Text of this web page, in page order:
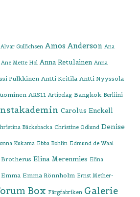
Alvar Gullichsen Amos Anderson Ana
Ane Mette Hol Anna Retulainen Anna
Pulkkinen Antti Keitilä Antti Nyyssölä
ARS11 Artipelag Bangkok Berliini
Carolus Enckell
Bäcksbacka Christine Ödlund Denise
Kukama Ebba Bohlin Edmund de Waal
Elina Merenmies Elina
Emma Emma Rönnholm Ernst Mether-
Box Färgfabriken Galerie